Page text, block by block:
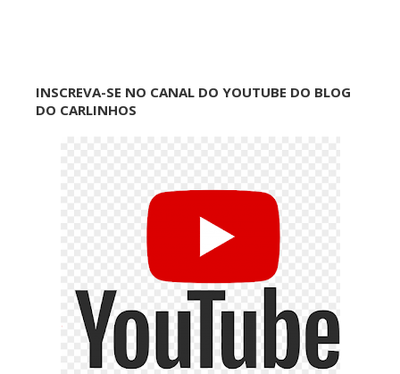
INSCREVA-SE NO CANAL DO YOUTUBE DO BLOG
DO CARLINHOS